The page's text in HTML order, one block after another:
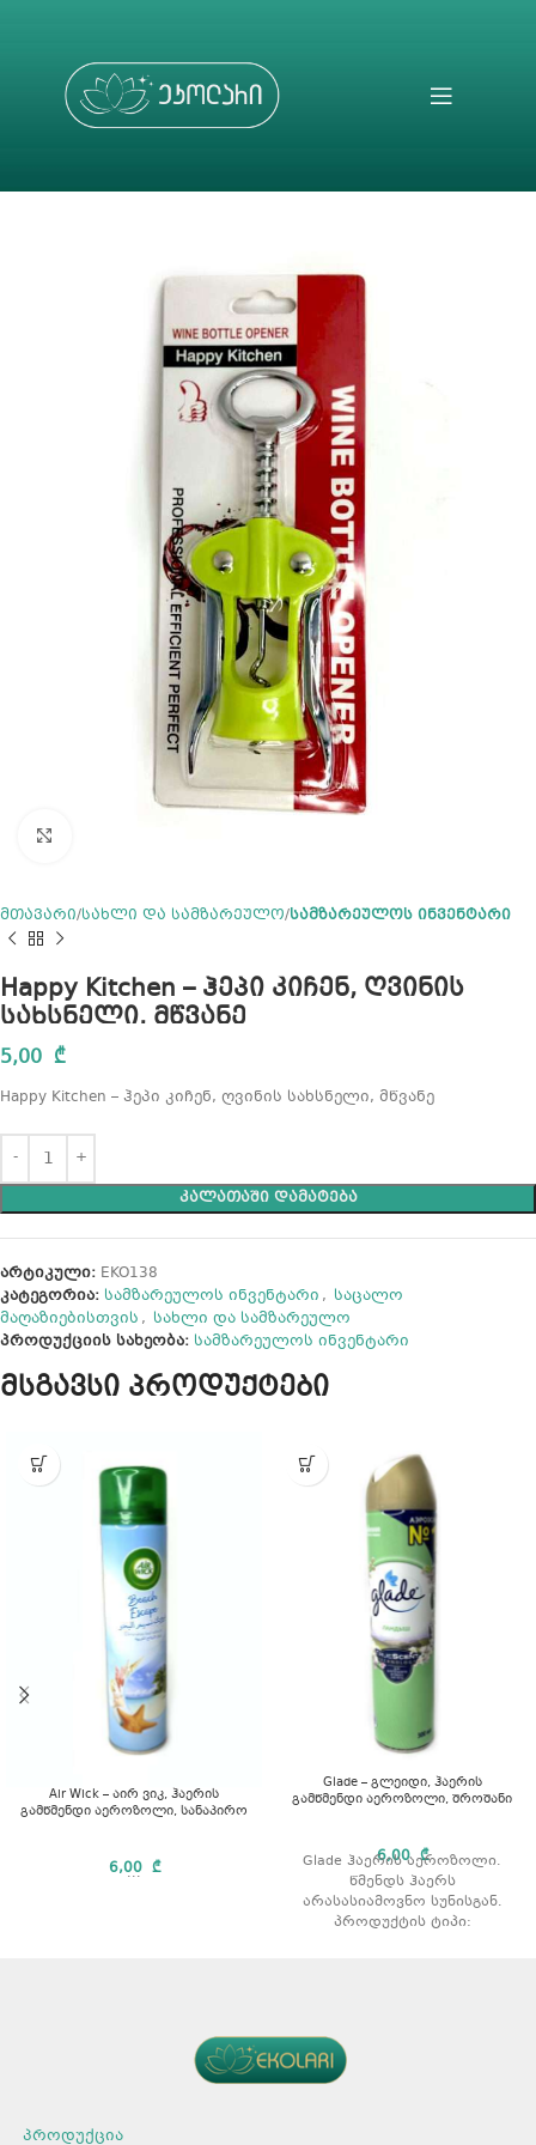
მთავარი სახლი და სამზარეულო სამზარეულოს ინვენტარი
Happy Kitchen – ჰეპი კიჩენ, ღვინის
სახსნელი, მწვანე
5,00 ₾
Happy Kitchen – ჰეპი კიჩენ, ღვინის სახსნელი, მწვანე
ᲙᲐᲚᲐᲗᲐᲨᲘ ᲓᲐᲛᲐᲢᲔᲑᲐ
არტიკული: EKO138
კატეგორია: სამზარეულოს ინვენტარი , საცალო
მაღაზიებისთვის , სახლი და სამზარეულო
პროდუქციის სახეობა: სამზარეულოს ინვენტარი
მსგავსი პროდუქტები
Air Wick – აირ ვიკ, ჰაერის
გამწმენდი აეროზოლი, სანაპირო
6,00 ₾
...
Glade – გლეიდი, ჰაერის
გამწმენდი აეროზოლი, შროშანი
6,00₾
Glade ჰაერის აეროზოლი.
წმენდს ჰაერს
არასასიამოვნო სუნისგან.
პროდუქტის ტიპი:
პროდუქცია